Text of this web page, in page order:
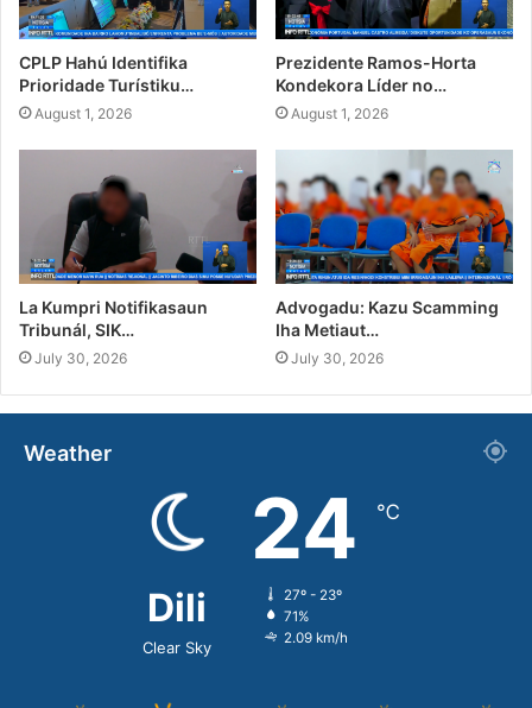
CPLP Hahú Identifika
Prioridade Turístiku…
August 1, 2026
Prezidente Ramos-Horta
Kondekora Líder no…
August 1, 2026
La Kumpri Notifikasaun
Tribunál, SIK…
July 30, 2026
Advogadu: Kazu Scamming
Iha Metiaut…
July 30, 2026
Weather
Dili
Clear Sky
24 ℃
27º - 23º
71%
2.09 km/h